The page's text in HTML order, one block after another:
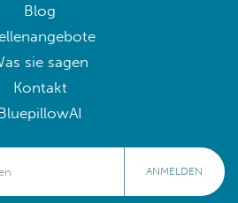
Blog
sie sagen
Kontakt
ANMELDEN